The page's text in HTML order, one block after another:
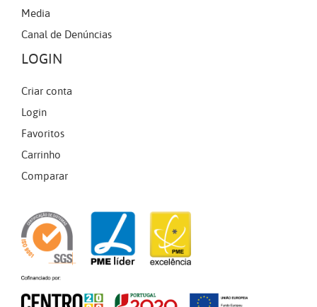
Media
Canal de Denúncias
LOGIN
Criar conta
Login
Favoritos
Carrinho
Comparar